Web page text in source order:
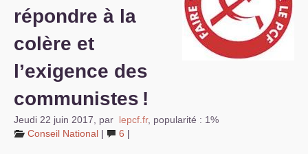
Vie du site
répondre à la
colère et
l’exigence des
communistes !
Jeudi 22 juin 2017 par lepcf.fr, popularité : 1%
Conseil National | 6 |